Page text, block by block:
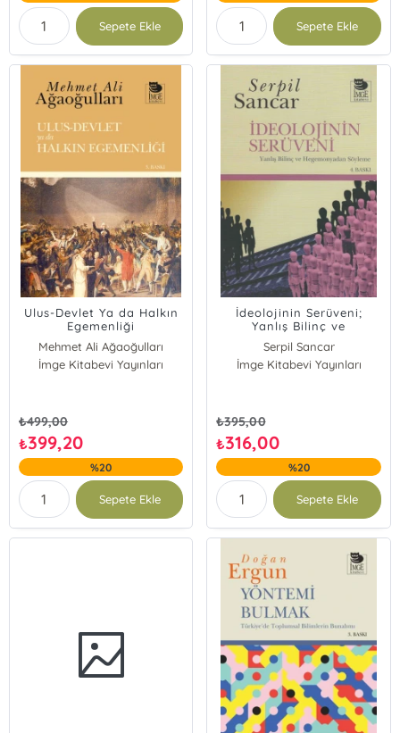
Sepete Ekle Sepete Ekle
Ulus-Devlet Ya da Halkın
Egemenliği
Mehmet Ali Ağaoğulları
İmge Kitabevi Yayınları
₺499,00
₺399,20
%20
Sepete Ekle
İdeolojinin Serüveni;
Yanlış Bilinç ve
Hegemonyadan Söyleme
Serpil Sancar
İmge Kitabevi Yayınları
₺395,00
₺316,00
%20
Sepete Ekle